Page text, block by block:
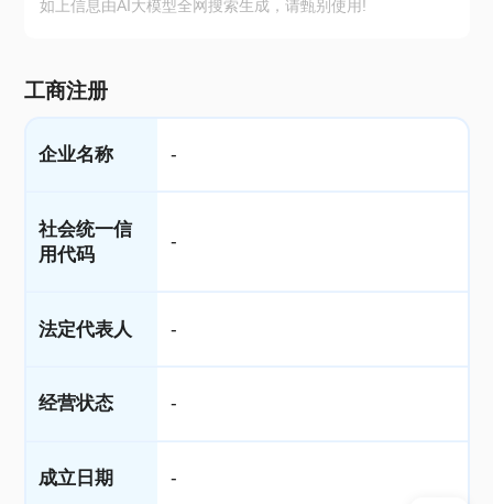
如上信息由AI大模型全网搜索生成，请甄别使用!
工商注册
企业名称 -
社会统一信
用代码
-
法定代表人 -
经营状态 -
成立日期 -